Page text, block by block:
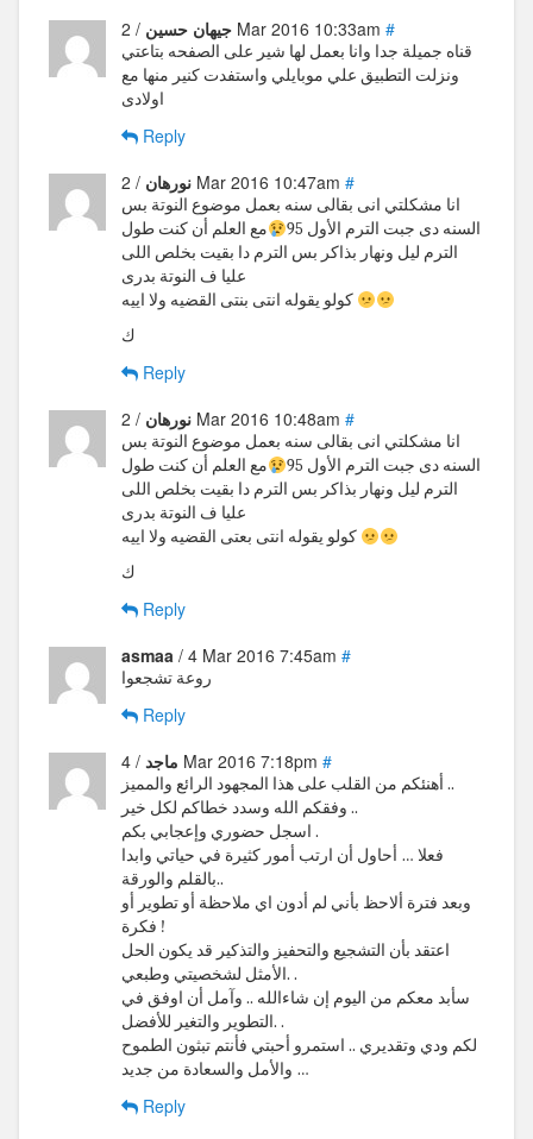
جيهان حسين / 2 Mar 2016 10:33am #
قناه جميلة جدا وانا بعمل لها شير على الصفحه بتاعتي
ونزلت التطبيق علي موبايلي واستفدت كنير منها مع
اولادى
Reply
نورهان / 2 Mar 2016 10:47am #
انا مشكلتي انى بقالى سنه بعمل موضوع النوتة بس
السنه دى جبت الترم الأول 95
مع العلم أن كنت طول
الترم ليل ونهار بذاكر بس الترم دا بقيت بخلص اللى
عليا ف النوتة بدرى
ك
Reply
نورهان / 2 Mar 2016 10:48am #
انا مشكلتي انى بقالى سنه بعمل موضوع النوتة بس
السنه دى جبت الترم الأول 95
مع العلم أن كنت طول
الترم ليل ونهار بذاكر بس الترم دا بقيت بخلص اللى
عليا ف النوتة بدرى
ك
Reply
asmaa / 4 Mar 2016 7:45am #
روعة تشجعوا
Reply
ماجد / 4 Mar 2016 7:18pm #
أهنئكم من القلب على هذا المجهود الرائع والمميز ..
وفقكم الله وسدد خطاكم لكل خير ..
اسجل حضوري وإعجابي بكم .
فعلا … أحاول أن ارتب أمور كثيرة في حياتي وابدا
بالقلم والورقة..
وبعد فترة ألاحظ بأني لم أدون اي ملاحظة أو تطوير أو
فكرة !
اعتقد بأن التشجيع والتحفيز والتذكير قد يكون الحل
الأمثل لشخصيتي وطبعي. .
سأبد معكم من اليوم إن شاءالله .. وآمل أن اوفق في
التطوير والتغير للأفضل. .
لكم ودي وتقديري .. استمرو أحبتي فأنتم تبثون الطموح
والأمل والسعادة من جديد …
Reply